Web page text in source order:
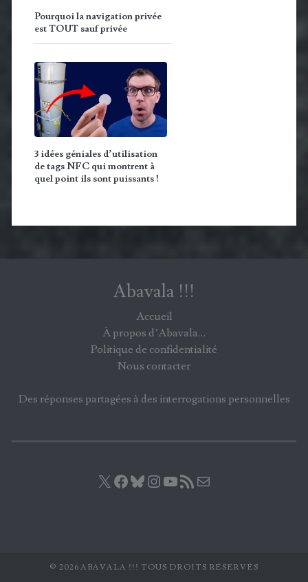
Pourquoi la navigation privée
est TOUT sauf privée
3 idées géniales d’utilisation
de tags NFC qui montrent à
quel point ils sont puissants !
Abavala !!!
Accueil
À propos d’Abavala…
Politique de confidentialité
Nous contacter
Des réponses partagées à des interrogations personnelles
X Facebook
Bluesky
Instagram
YouTube
Flux RSS
© 2026 ABAVALA !!! TOUS DROITS RÉSERVÉS